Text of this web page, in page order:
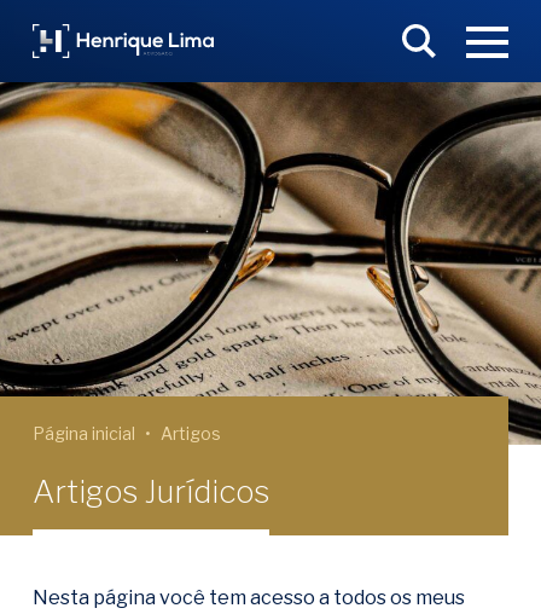
Página inicial Artigos
Artigos Jurídicos
Nesta página você tem acesso a todos os meus